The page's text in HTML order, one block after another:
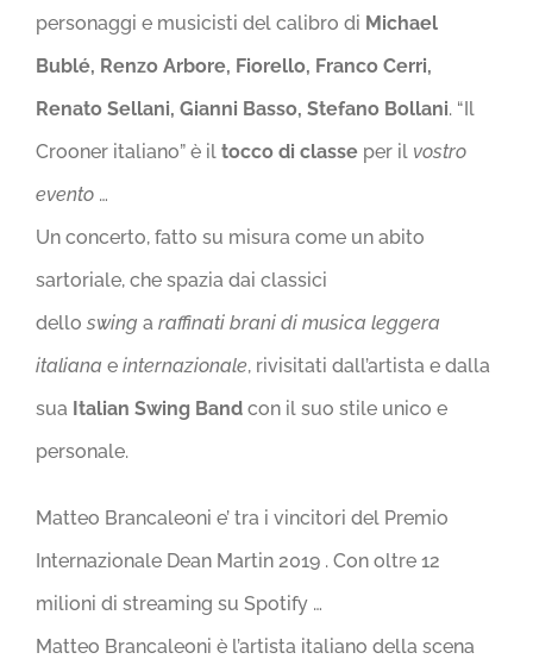
personaggi e musicisti del calibro di Michael
Bublé, Renzo Arbore, Fiorello, Franco Cerri,
Renato Sellani, Gianni Basso, Stefano Bollani. “Il
Crooner italiano” è il tocco di classe per il vostro
evento …
Un concerto, fatto su misura come un abito
sartoriale, che spazia dai classici
dello swing a raffinati brani di musica leggera
italiana e internazionale, rivisitati dall’artista e dalla
sua Italian Swing Band con il suo stile unico e
personale.
Matteo Brancaleoni e’ tra i vincitori del Premio
Internazionale Dean Martin 2019 . Con oltre 12
milioni di streaming su Spotify …
Matteo Brancaleoni è l’artista italiano della scena